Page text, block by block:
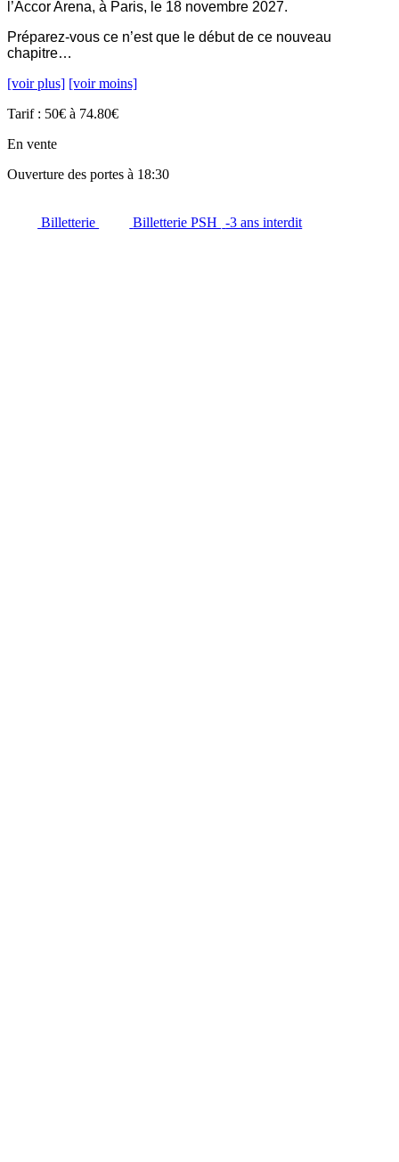
l’Accor Arena, à Paris, le 18 novembre 2027.
Préparez-vous ce n’est que le début de ce nouveau
chapitre…
[voir plus] [voir moins]
Tarif : 50€ à 74.80€
En vente
Ouverture des portes à 18:30
Billetterie Billetterie PSH -3 ans interdit